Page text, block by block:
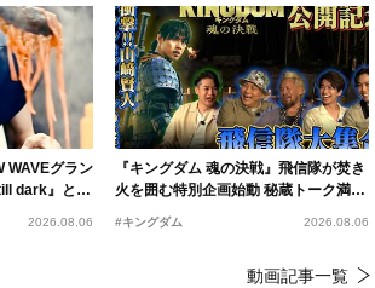
WAVEグラン
dark』と同
2026.08.06
『キングダム 魂の決戦』飛信隊が焚き
火を囲む特別企画始動 秘蔵トーク満載
の“キングダムキャンプ”開催
#キングダム 2026.08.06
動画記事一覧